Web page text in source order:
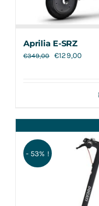
Aprilia E-SRZ
€349,00 €129,00
- 53% !